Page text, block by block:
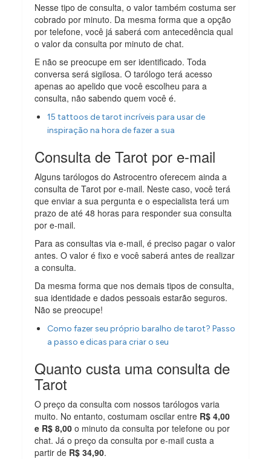
Nesse tipo de consulta, o valor também costuma ser
cobrado por minuto. Da mesma forma que a opção
por telefone, você já saberá com antecedência qual
o valor da consulta por minuto de chat.
E não se preocupe em ser identificado. Toda
conversa será sigilosa. O tarólogo terá acesso
apenas ao apelido que você escolheu para a
consulta, não sabendo quem você é.
15 tattoos de tarot incríveis para usar de
inspiração na hora de fazer a sua
Consulta de Tarot por e-mail
Alguns tarólogos do Astrocentro oferecem ainda a
consulta de Tarot por e-mail. Neste caso, você terá
que enviar a sua pergunta e o especialista terá um
prazo de até 48 horas para responder sua consulta
por e-mail.
Para as consultas via e-mail, é preciso pagar o valor
antes. O valor é fixo e você saberá antes de realizar
a consulta.
Da mesma forma que nos demais tipos de consulta,
sua identidade e dados pessoais estarão seguros.
Não se preocupe!
Como fazer seu próprio baralho de tarot? Passo
a passo e dicas para criar o seu
Quanto custa uma consulta de
Tarot
O preço da consulta com nossos tarólogos varia
muito. No entanto, costumam oscilar entre R$ 4,00
e R$ 8,00o minuto da consulta por telefone ou por
chat. Já o preço da consulta por e-mail custa a
partir de R$ 34,90.